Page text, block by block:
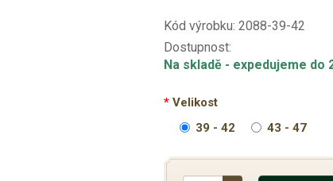
Kód výrobku: 2088-39-42
Dostupnost:
Na skladě - expedujeme do
Velikost
39 - 42
43 - 47